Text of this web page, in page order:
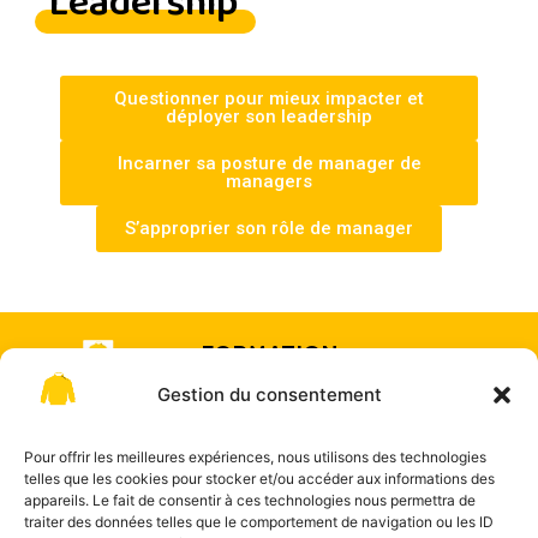
Gestion du consentement
Pour offrir les meilleures expériences, nous utilisons des technologies
telles que les cookies pour stocker et/ou accéder aux informations des
appareils. Le fait de consentir à ces technologies nous permettra de
traiter des données telles que le comportement de navigation ou les ID
Questionner pour mieux impacter et
déployer son leadership
Incarner sa posture de manager de
managers
S’approprier son rôle de manager
FORMATION
& COACHING
MESURE